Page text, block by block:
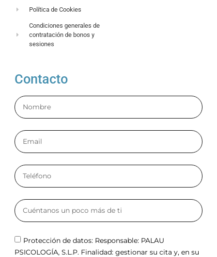
Política de Cookies
Condiciones generales de
contratación de bonos y
sesiones
Contacto
Protección de datos: Responsable: PALAU
PSICOLOGÍA, S.L.P. Finalidad: gestionar su cita y, en su